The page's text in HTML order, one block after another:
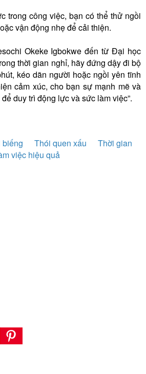
trong công việc, bạn có thể thử ngồi
vận động nhẹ để cải thiện.
Okeke Igbokwe đến từ Đại học
thời gian nghỉ, hãy đứng dậy đi bộ
kéo dãn người hoặc ngồi yên tĩnh
cảm xúc, cho bạn sự mạnh mẽ và
duy trì động lực và sức làm việc”.
biếng Thói quen xấu
Thời gian
việc hiệu quả